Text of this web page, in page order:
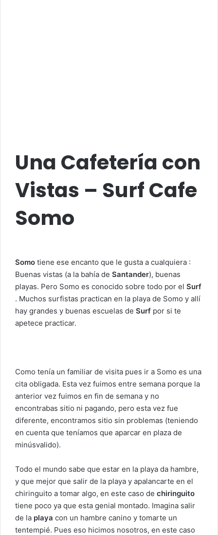
Una Cafetería con
Vistas – Surf Cafe
Somo
Somo tiene ese encanto que le gusta a cualquiera :
Buenas vistas (a la bahía de Santander), buenas
playas. Pero Somo es conocido sobre todo por el Surf
. Muchos surfistas practican en la playa de Somo y allí
hay grandes y buenas escuelas de Surf por si te
apetece practicar.
Como tenía un familiar de visita pues ir a Somo es una
cita obligada. Esta vez fuimos entre semana porque la
anterior vez fuimos en fin de semana y no
encontrabas sitio ni pagando, pero esta vez fue
diferente, encontramos sitio sin problemas (teniendo
en cuenta que teníamos que aparcar en plaza de
minúsvalido).
Todo el mundo sabe que estar en la playa da hambre,
y que mejor que salir de la playa y apalancarte en el
chiringuito a tomar algo, en este caso de chiringuito
tiene poco ya que esta genial montado. Imagina salir
de la playa con un hambre canino y tomarte un
tentempié. Pues eso hicimos nosotros, en este caso